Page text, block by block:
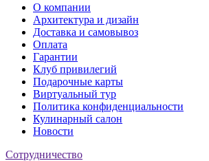
О компании
Архитектура и дизайн
Доставка и самовывоз
Оплата
Гарантии
Клуб привилегий
Подарочные карты
Виртуальный тур
Политика конфиденциальности
Кулинарный салон
Новости
Сотрудничество